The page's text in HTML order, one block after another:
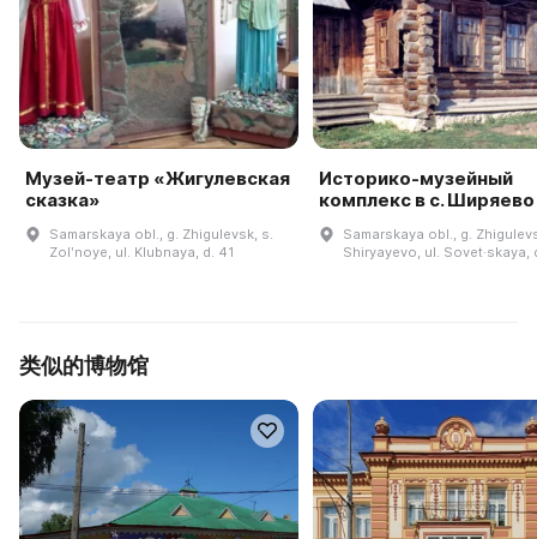
Музей-театр «Жигулевская
сказка»
Samarskaya obl., g. Zhigulevsk, s.
Zolʹnoye, ul. Klubnaya, d. 41
Историко-музейный
комплекс в с. Ширяево
Samarskaya obl., g.
Shiryayevo, ul. Sovet·skaya,
类似的博物馆